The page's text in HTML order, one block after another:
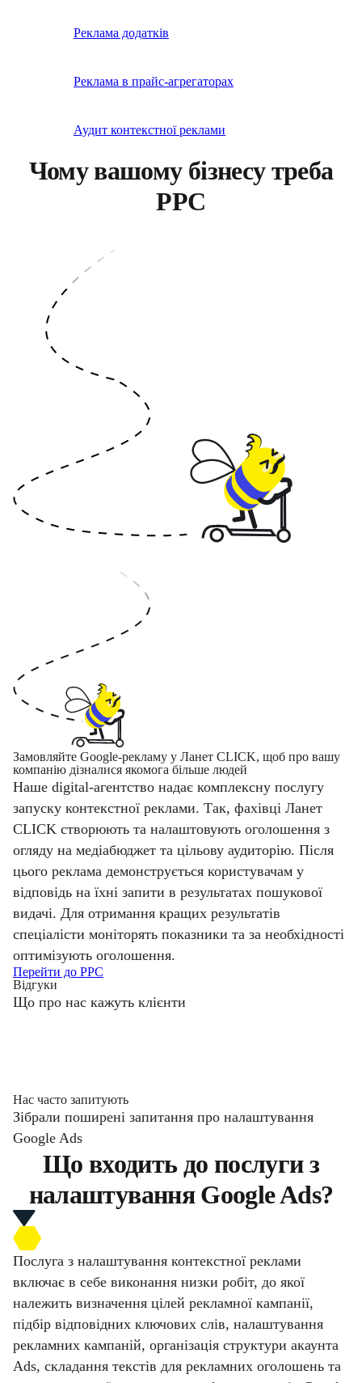
Реклама додатків
Реклама в прайс-агрегаторах
Аудит контекстної реклами
Чому вашому бізнесу треба
PPC
Замовляйте Google-рекламу у Ланет CLICK, щоб про вашу
компанію дізналися якомога більше людей
Наше digital-агентство надає комплексну послугу
запуску контекстної реклами. Так, фахівці Ланет
CLICK створюють та налаштовують оголошення з
огляду на медіабюджет та цільову аудиторію. Після
цього реклама демонструється користувачам у
відповідь на їхні запити в результатах пошукової
видачі. Для отримання кращих результатів
спеціалісти моніторять показники та за необхідності
оптимізують оголошення.
Перейти до PPC
Відгуки
Що про нас кажуть клієнти
Нас часто запитують
Зібрали поширені запитання про налаштування
Google Ads
Що входить до послуги з
налаштування Google Ads?
Послуга з налаштування контекстної реклами
включає в себе виконання низки робіт, до якої
належить визначення цілей рекламної кампанії,
підбір відповідних ключових слів, налаштування
рекламних кампаній, організація структури акаунта
Ads, складання текстів для рекламних оголошень та